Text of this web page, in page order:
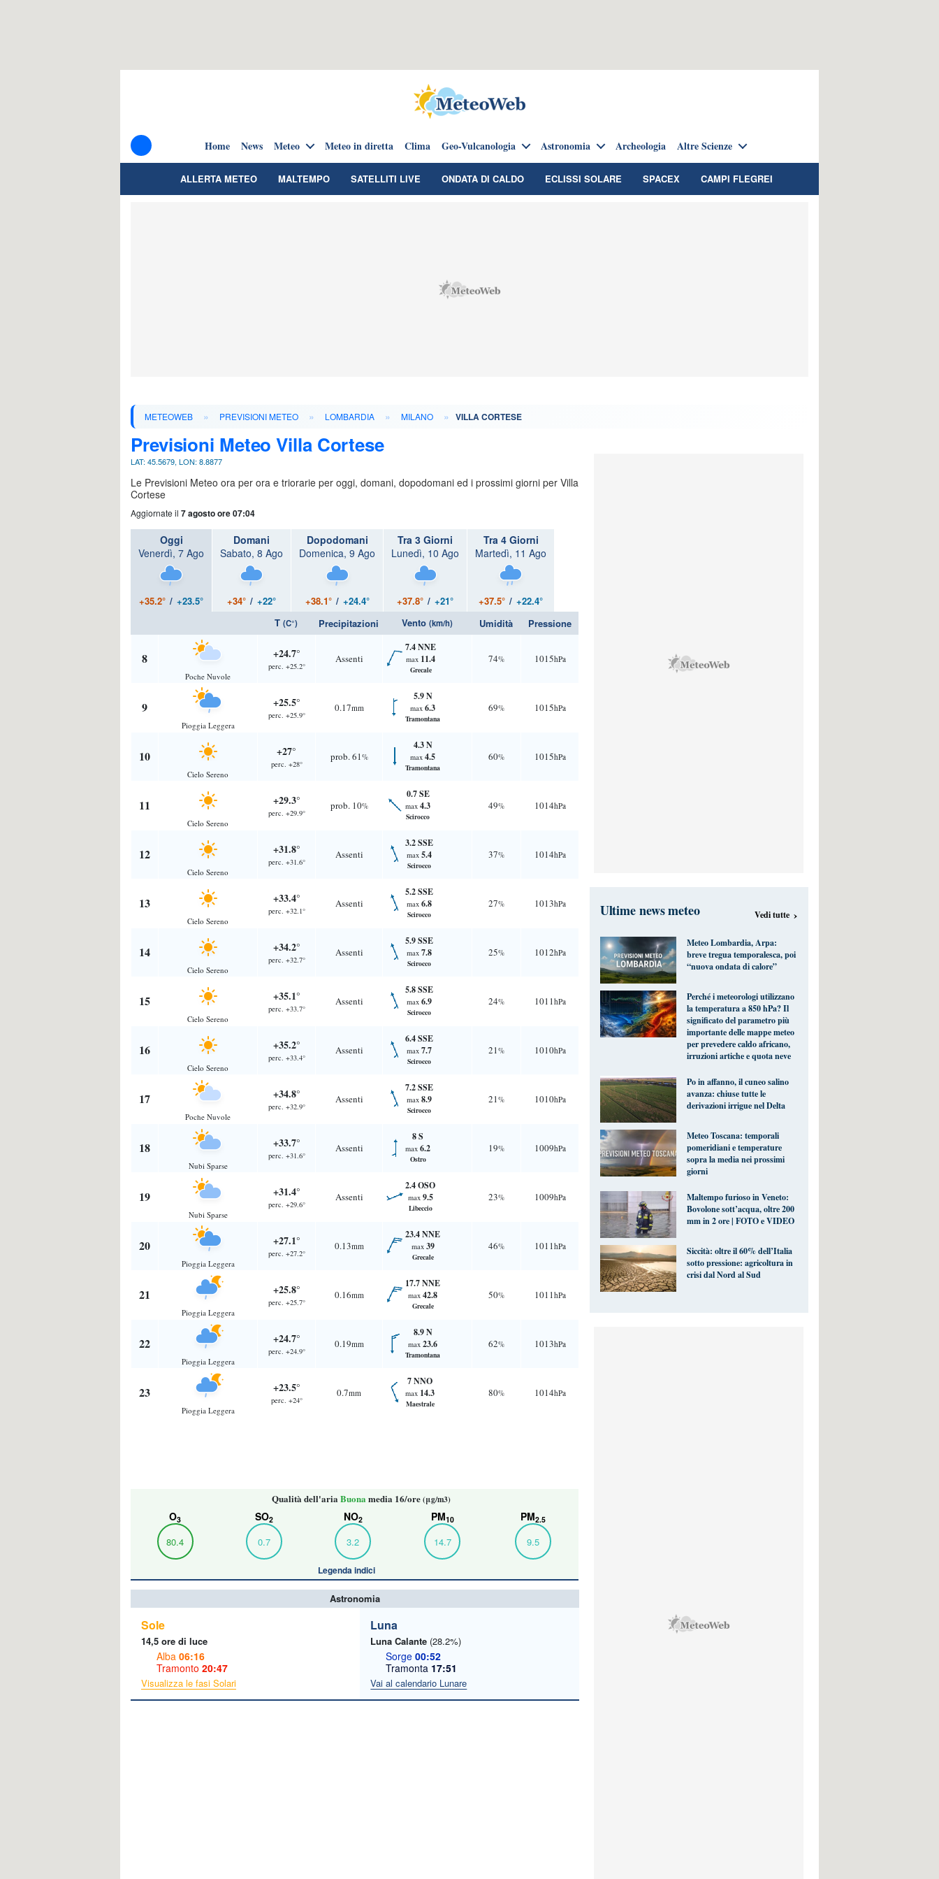
Home News Meteo Meteo in diretta Clima Geo-Vulcanologia Astronomia Archeologia Altre Scienze
ALLERTA METEO MALTEMPO SATELLITI LIVE ONDATA DI CALDO ECLISSI SOLARE SPACEX CAMPI FLEGREI
METEOWEB » PREVISIONI METEO » LOMBARDIA » MILANO » VILLA CORTESE
Previsioni Meteo Villa Cortese
LAT: 45.5679, LON: 8.8877
Le Previsioni Meteo ora per ora e triorarie per oggi, domani, dopodomani ed i prossimi giorni per Villa
Cortese
Aggiornate il 7 agosto ore 07:04
Oggi
Venerdì, 7 Ago
+35.2° / +23.5°
Domani
Sabato, 8 Ago
+34° / +22°
Dopodomani
Domenica, 9 Ago
+38.1° / +24.4°
Tra 3 Giorni
Lunedì, 10 Ago
+37.8° / +21°
Tra 4 Giorni
Martedì, 11 Ago
+37.5° / +22.4°
T (C°) Precipitazioni Vento (km/h) Umidità Pressione
8
Poche Nuvole
+24.7°
perc. +25.2°
Assenti
7.4 NNE
max 11.4
Grecale
74% 1015hPa
9
Pioggia Leggera
+25.5°
perc. +25.9°
0.17mm
5.9 N
max 6.3
Tramontana
69% 1015hPa
10
Cielo Sereno
+27°
perc. +28°
prob. 61%
4.3 N
max 4.5
Tramontana
60% 1015hPa
11
Cielo Sereno
+29.3°
perc. +29.9°
prob. 10%
0.7 SE
max 4.3
Scirocco
49% 1014hPa
12
Cielo Sereno
+31.8°
perc. +31.6°
Assenti
3.2 SSE
max 5.4
Scirocco
37% 1014hPa
13
Cielo Sereno
+33.4°
perc. +32.1°
Assenti
5.2 SSE
max 6.8
Scirocco
27% 1013hPa
14
Cielo Sereno
+34.2°
perc. +32.7°
Assenti
5.9 SSE
max 7.8
Scirocco
25% 1012hPa
15
Cielo Sereno
+35.1°
perc. +33.7°
Assenti
5.8 SSE
max 6.9
Scirocco
24% 1011hPa
16
Cielo Sereno
+35.2°
perc. +33.4°
Assenti
6.4 SSE
max 7.7
Scirocco
21% 1010hPa
17
Poche Nuvole
+34.8°
perc. +32.9°
Assenti
7.2 SSE
max 8.9
Scirocco
21% 1010hPa
18
Nubi Sparse
+33.7°
perc. +31.6°
Assenti
8 S
max 6.2
Ostro
19% 1009hPa
19
Nubi Sparse
+31.4°
perc. +29.6°
Assenti
2.4 OSO
max 9.5
Libeccio
23% 1009hPa
20
Pioggia Leggera
+27.1°
perc. +27.2°
0.13mm
23.4 NNE
max 39
Grecale
46% 1011hPa
21
Pioggia Leggera
+25.8°
perc. +25.7°
0.16mm
17.7 NNE
max 42.8
Grecale
50% 1011hPa
22
Pioggia Leggera
+24.7°
perc. +24.9°
0.19mm
8.9 N
max 23.6
Tramontana
62% 1013hPa
23
Pioggia Leggera
+23.5°
perc. +24°
0.7mm
7 NNO
max 14.3
Maestrale
80% 1014hPa
Qualità dell'ariaBuona media 16/ore(μg/m3)
O3
80.4
SO2
0.7
NO2
3.2
PM10
14.7
PM2.5
9.5
Legenda indici
Astronomia
Sole
14,5 ore di luce
Alba 06:16
Tramonto 20:47
Visualizza le fasi Solari
Luna
Luna Calante (28.2%)
Sorge 00:52
Tramonta 17:51
Vai al calendario Lunare
Ultime news meteo Vedi tutte ›
Meteo Lombardia, Arpa:
breve tregua temporalesca, poi
“nuova ondata di calore”
Perché i meteorologi utilizzano
la temperatura a 850 hPa? Il
significato del parametro più
importante delle mappe meteo
per prevedere caldo africano,
irruzioni artiche e quota neve
Po in affanno, il cuneo salino
avanza: chiuse tutte le
derivazioni irrigue nel Delta
Meteo Toscana: temporali
pomeridiani e temperature
sopra la media nei prossimi
giorni
Maltempo furioso in Veneto:
Bovolone sott’acqua, oltre 200
mm in 2 ore | FOTO e VIDEO
Siccità: oltre il 60% dell’Italia
sotto pressione: agricoltura in
crisi dal Nord al Sud